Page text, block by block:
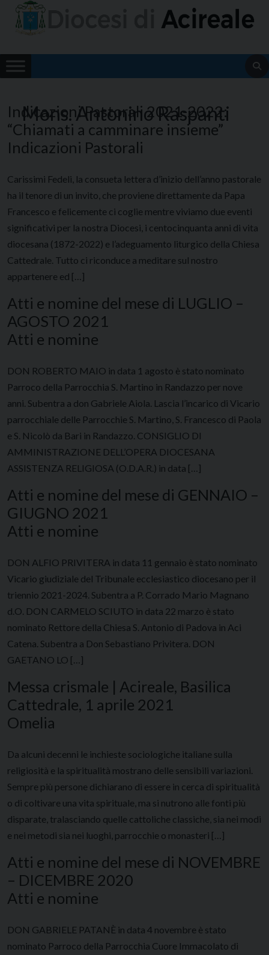
Skip
Mons. Antonino Raspanti
Indicazioni Pastorali 2021-2022:
“Chiamati a camminare insieme”
Indicazioni Pastorali
Carissimi Fedeli, la consueta lettera d’inizio dell’anno pastorale
ha il tenore di un invito, che proviene direttamente da Papa
Francesco e felicemente ci coglie mentre viviamo due eventi
significativi per la nostra Diocesi, i centocinquanta anni di vita
diocesana (1872-2022) e l’adeguamento liturgico della Chiesa
Cattedrale. Tutto ci riconduce a meditare sul nostro
appartenere ed […]
Atti e nomine del mese di LUGLIO –
AGOSTO 2021
Atti e nomine
DON ROBERTO MAIO in data 1 agosto è stato nominato
Parroco della Parrocchia S. Martino in Randazzo per nove
anni. Subentra a don Gabriele Aiola. Lascia l’incarico di Vicario
parrocchiale delle Parrocchie S. Martino, S. Francesco di Paola
e S. Nicolò da Bari in Randazzo. CONSIGLIO DI
AMMINISTRAZIONE DELL’OPERA DIOCESANA
ASSISTENZA RELIGIOSA (O.D.A.R.) in data […]
Atti e nomine del mese di GENNAIO –
GIUGNO 2021
Atti e nomine
DON ALFIO PRIVITERA in data 11 gennaio è stato nominato
Vicario giudiziale del Tribunale ecclesiastico diocesano per il
triennio 2021-2024. Subentra a P. Corrado Mario Magnano
d.O. DON CARMELO SCIUTO in data 22 marzo è stato
nominato Rettore della Chiesa S. Antonio di Padova in Aci
Catena. Subentra a Don Sebastiano Privitera. DON
GAETANO LO […]
Messa crismale | Acireale, Basilica
Cattedrale, 1 aprile 2021
Omelia
Da alcuni decenni le inchieste sociologiche italiane sulla
religiosità e la spiritualità mostrano delle sensibili variazioni.
Sempre più persone dichiarano di essere in cerca di spiritualità
o di coltivare una vita spirituale, ma si nutrono alle fonti più
disparate, tralasciando quelle cattoliche classiche, sia nei modi
e nei metodi sia nei luoghi, parrocchie o monasteri […]
Atti e nomine del mese di NOVEMBRE
– DICEMBRE 2020
Atti e nomine
DON GABRIELE PATANÈ in data 4 novembre è stato
nominato Parroco della Parrocchia Cuore Immacolato di